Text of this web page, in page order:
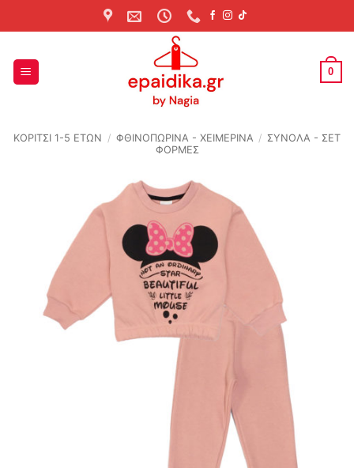
to
0
ΚΟΡΙΤΣΙ 1-5 ΕΤΩΝ / ΦΘΙΝΟΠΩΡΙΝΆ - ΧΕΙΜΕΡΙΝΆ / ΣΥΝΟΛΑ - ΣΕΤ
ΦΟΡΜΕΣ